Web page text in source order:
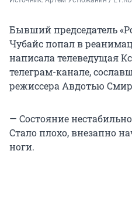
Бывший председатель
Чубайс попал в
написала телеведущая
телеграм-канале,
режиссера Авдотью
— Состояние
Стало плохо, внезапно
ноги.